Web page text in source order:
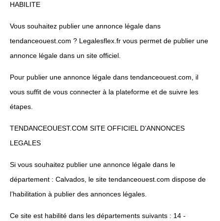
HABILITE
Vous souhaitez publier une annonce légale dans
tendanceouest.com ? Legalesflex.fr vous permet de publier une
annonce légale dans un site officiel.
Pour publier une annonce légale dans tendanceouest.com, il
vous suffit de vous connecter à la plateforme et de suivre les
étapes.
TENDANCEOUEST.COM SITE OFFICIEL D’ANNONCES
LEGALES
Si vous souhaitez publier une annonce légale dans le
département : Calvados, le site tendanceouest.com dispose de
l’habilitation à publier des annonces légales.
Ce site est habilité dans les départements suivants : 14 -